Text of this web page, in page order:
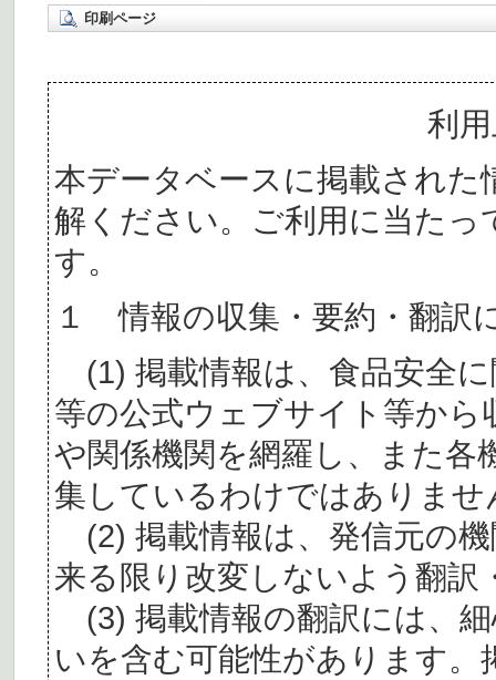
印刷ページ
利
本データベースに掲載された
解ください。ご利用に当た
す。
１ 情報の収集・要約・翻訳
(1) 掲載情報は、食品安全
等の公式ウェブサイト等か
や関係機関を網羅し、また各
集しているわけではありませ
(2) 掲載情報は、発信元の
来る限り改変しないよう翻訳
(3) 掲載情報の翻訳には、
いを含む可能性があります。